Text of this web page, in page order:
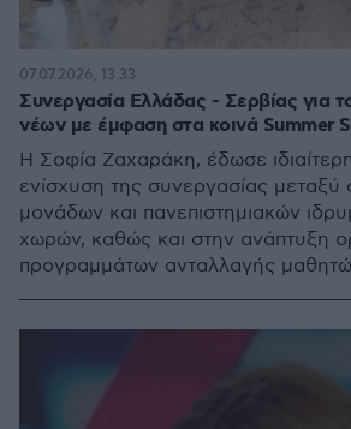
Συνεργασία Ελλάδας - Σερβίας για
νέων με έμφαση στα κοινά Summer
Η Σοφία Ζαχαράκη, έδωσε
ενίσχυση της συνεργασίας μεταξύ
μονάδων και πανεπιστημιακών
χωρών, καθώς και στην ανάπτυξη
προγραμμάτων ανταλλαγής
07.07.2026, 13:33